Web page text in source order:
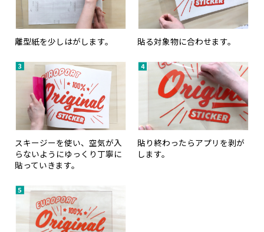
離型紙を少しはがします。 貼る対象物に合わせます。
スキージーを使い、空気が入
らないようにゆっくり丁寧に
貼っていきます。
貼り終わったらアプリを剥が
します。